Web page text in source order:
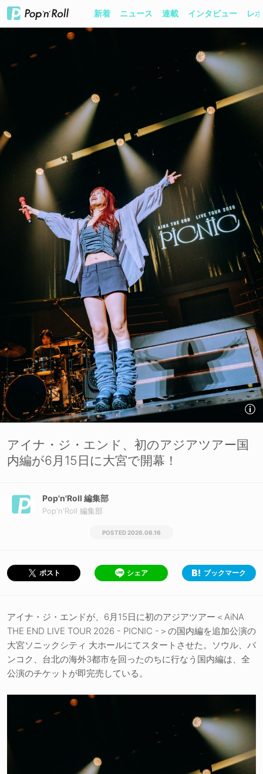
新着 ニュース 連載 インタビュー レ
アイナ・ジ・エンド、初のアジアツアー国
内編が6月15日に大宮で開幕！
Pop'n'Roll 編集部
Pop'n'Roll 編集部
2026.06.16
ポスト シェア ブックマーク
アイナ・ジ・エンドが、6月15日に初のアジアツアー＜AiNA
THE END LIVE TOUR 2026 - PICNIC -＞の国内編を追加公演の
大宮ソニックシティ 大ホールにてスタートさせた。ソウル、バ
ンコク、台北の海外3都市を回ったのちに行なう国内編は、全
公演のチケットが即完売している。